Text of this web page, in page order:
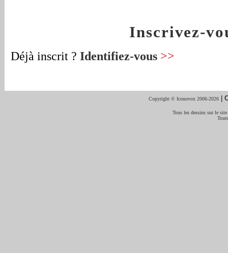
Inscrivez-
Déjà inscrit ? Identifiez-vous >>
Copyright © Iconovox 2006-2026 |
Tous les dessins sur le